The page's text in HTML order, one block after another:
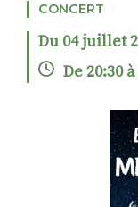
CONCERT
Du 04 juillet
De 20:30